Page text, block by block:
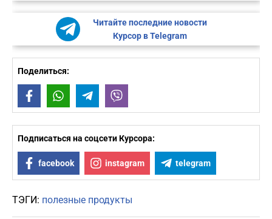
Читайте последние новости
Курсор в Telegram
Поделиться:
FacebookWhatsAppTelegram
Подписаться на соцсети Курсора:
facebook instagram telegram
ТЭГИ: полезные продукты